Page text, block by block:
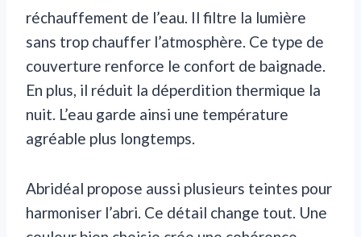
réchauffement de l’eau. Il filtre la lumière
sans trop chauffer l’atmosphère. Ce type de
couverture renforce le confort de baignade.
En plus, il réduit la déperdition thermique la
nuit. L’eau garde ainsi une température
agréable plus longtemps.
Abridéal propose aussi plusieurs teintes pour
harmoniser l’abri. Ce détail change tout. Une